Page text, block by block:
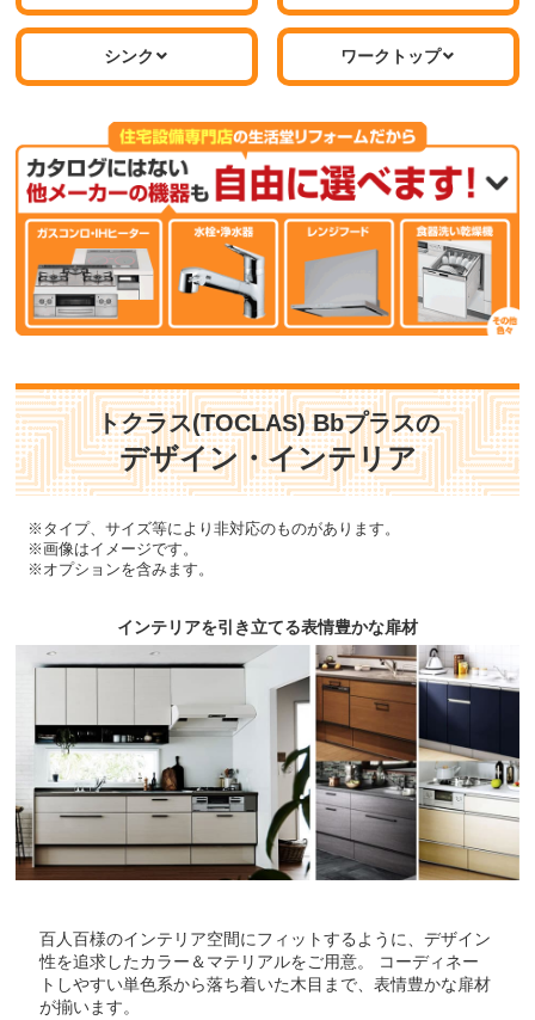
人造大理石カウンター ニュー
グラーナホワイト
標準仕様モデル
G2/H2シンク ※間口1950はA
シンク
キッチン水栓
シングルレバー混合水栓(ハン
ドル樹脂製)
調理機器
ガスコンロ 60cm 片面焼きグ
レンジフード
スタンダードプロペラファン
間口75cm 全高70cm ブラック
標準仕様モデル
キャビネット
開き扉
標準仕様モデル
シンク ワークトップ
トクラス(TOCLAS) Bbプラスの
デザイン・インテリア
※タイプ、サイズ等により非対応のものがあります。
※画像はイメージです。
※オプションを含みます。
インテリアを引き立てる表情豊かな扉材
百人百様のインテリア空間にフィットするように、デザイン
性を追求したカラー＆マテリアルをご用意。 コーディネー
トしやすい単色系から落ち着いた木目まで、表情豊かな扉材
が揃います。